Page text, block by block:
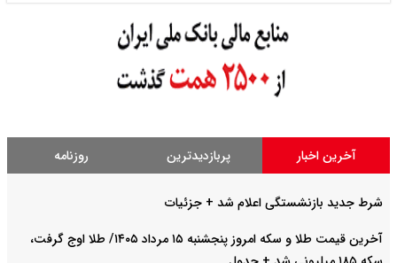
آخرین اخبار پربازدیدترین روزنامه
شرط جدید بازنشستگی اعلام شد + جزئیات
آخرین قیمت طلا و سکه امروز پنجشنبه ۱۵ مرداد ۱۴۰۵/ طلا اوج گرفت،